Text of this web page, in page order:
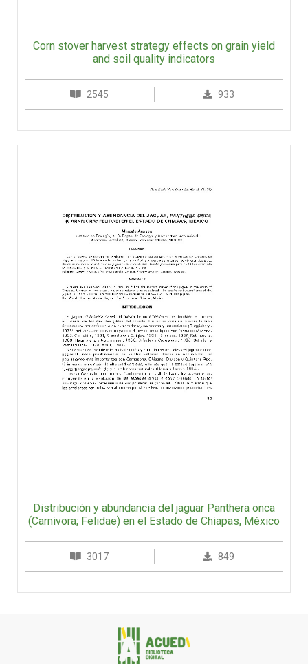
Corn stover harvest strategy effects on grain yield
and soil quality indicators
2545 933
Distribución y abundancia del jaguar Panthera onca
(Carnivora; Felidae) en el Estado de Chiapas, México
3017 849